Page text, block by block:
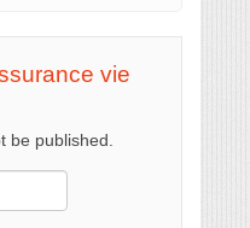
vie
be published.